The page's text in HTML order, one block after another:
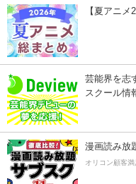
【夏アニ
芸能界を志
スクール情
漫画読み放
オリコン顧客